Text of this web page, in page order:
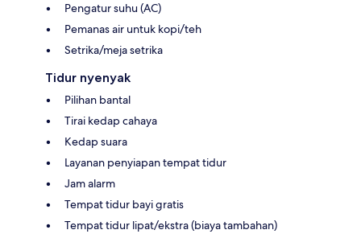
Pengatur suhu (AC)
Pemanas air untuk kopi/teh
Setrika/meja setrika
Tidur nyenyak
Pilihan bantal
Tirai kedap cahaya
Kedap suara
Layanan penyiapan tempat tidur
Jam alarm
Tempat tidur bayi gratis
Tempat tidur lipat/ekstra (biaya tambahan)